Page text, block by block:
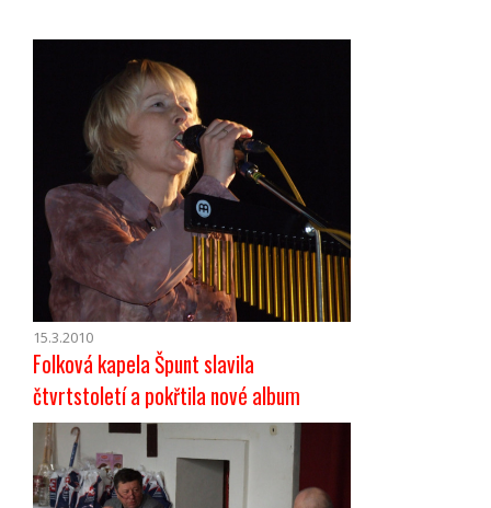
15.3.2010
Folková kapela Špunt slavila
čtvrtstoletí a pokřtila nové album